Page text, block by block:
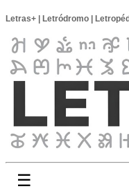
Letras+ Letródromo
☰